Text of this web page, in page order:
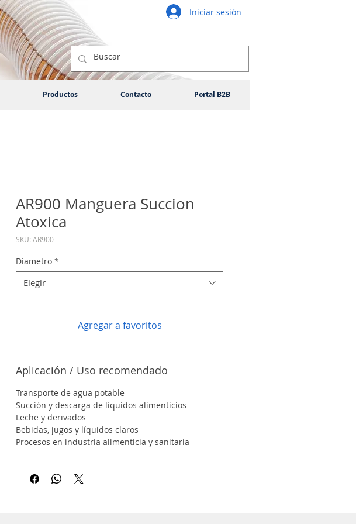
Iniciar sesión
Productos Contacto Portal B2B
AR900 Manguera Succion
Atoxica
SKU: AR900
Diametro *
Elegir
Agregar a favoritos
Aplicación / Uso recomendado
Transporte de agua potable
Succión y descarga de líquidos alimenticios
Leche y derivados
Bebidas, jugos y líquidos claros
Procesos en industria alimenticia y sanitaria